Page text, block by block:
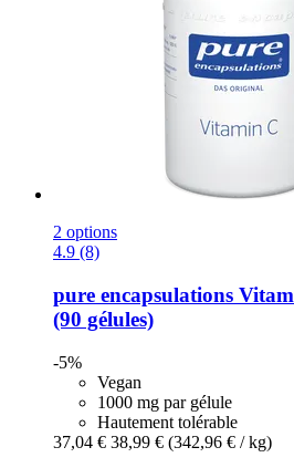
2 options
4.9 (8)
pure encapsulations
(90 gélules)
-5%
Vegan
1000 mg par gélule
Hautement tolérable
37,04 € 38,99 € (342,96 € / kg)